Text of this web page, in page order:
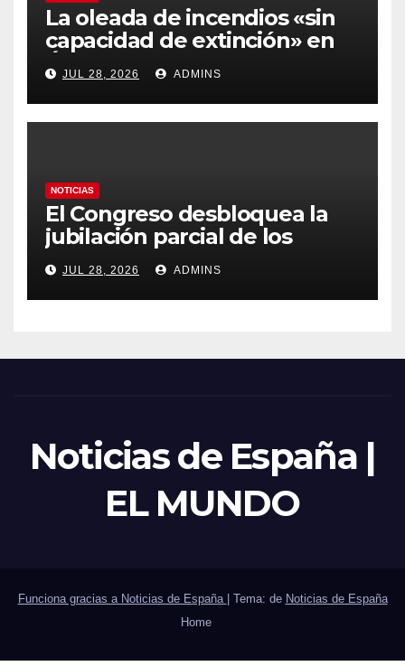
La oleada de incendios «sin
capacidad de extinción» en
Ávila y al oeste de Madrid
obliga a declarar la
emergencia nacional
JUL 28, 2026 ADMINS
NOTICIAS
El Congreso desbloquea la
jubilación parcial de los
trabajadores laborales del
sector público
JUL 28, 2026 ADMINS
Noticias de España |
EL MUNDO
Funciona gracias a Noticias de España Tema: de Noticias de España
Home